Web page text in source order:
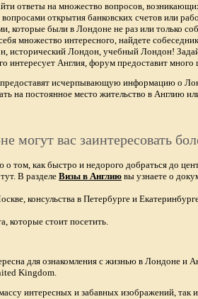
ответы на множество вопросов,
открытия банковских счетов или
которые были в Лондоне не раз или только
множество интересного, найдете
исторический Лондон, учебный Лондон!
Англия, форум предоставит много
исчерпывающую информацию о
на постоянное место жительство в Англию
могут вас заинтересовать
как быстро и недорого добраться до
В разделеВизы в Англию вы узнаете о
консульства в Петербурге и
которые стоит посетить.
для ознакомления с жизнью в Лондоне и
Kingdom.
интересных и забавных изображений, так